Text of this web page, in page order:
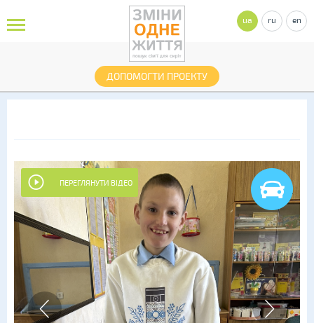
ДОПОМОГТИ ПРОЕКТУ
ua ru en
ПЕРЕГЛЯНУТИ ВІДЕО